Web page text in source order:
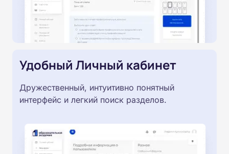
Удобный Личный кабинет
Дружественный, интуитивно понятный
интерфейс и легкий поиск разделов.